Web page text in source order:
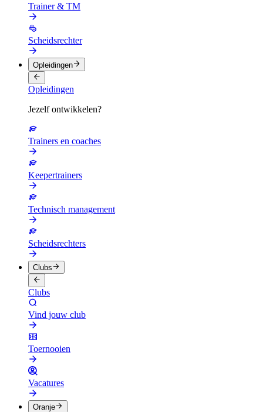
Trainer & TM
Scheidsrechter
Opleidingen
Opleidingen
Jezelf ontwikkelen?
Trainers en coaches
Keepertrainers
Technisch management
Scheidsrechters
Clubs
Clubs
Vind jouw club
Toernooien
Vacatures
Oranje